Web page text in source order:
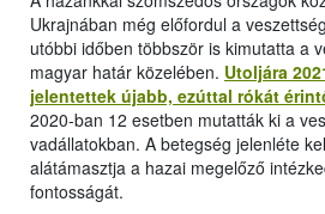
Ukrajnában még előfordul a
utóbbi időben többször is kimutatta a
magyar határ közelében. Utoljára
jelentettek újabb, ezúttal rókát
2020-ban 12 esetben mutatták ki a
vadállatokban. A betegség jelenléte
alátámasztja a hazai megelőző
fontosságát.